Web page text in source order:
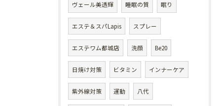
ヴェール美透輝 睡眠の質 眠り
エステ＆スパLapis スプレー
エステワム都城店 洗顔 Be20
日焼け対策 ビタミン インナーケア
紫外線対策 運動 八代